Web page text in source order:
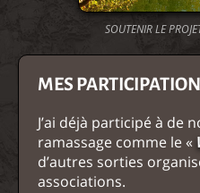
SOUTENIR LE
MES
J’ai déjà participé à de
ramassage comme le «
d’autres sorties
associations.